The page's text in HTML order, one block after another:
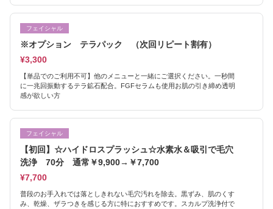
フェイシャル
※オプション テラパック （次回リピート割有）
¥3,300
【単品でのご利用不可】他のメニューと一緒にご選択ください。一秒間
に一兆回振動するテラ鉱石配合。FGFセラムも使用お肌の引き締め透明
感が欲しい方
フェイシャル
【初回】☆ハイドロスプラッシュ☆水素水＆吸引で毛穴
洗浄 70分 通常￥9,900→￥7,700
¥7,700
普段のお手入れでは落としきれない毛穴汚れを除去。黒ずみ、肌のくす
み、乾燥、ザラつきを感じる方に特におすすめです。スカルプ洗浄付で